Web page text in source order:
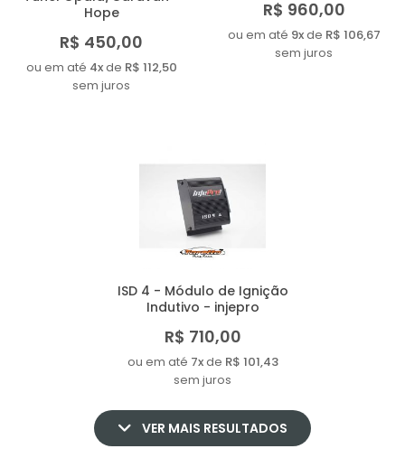
Hope
R$ 450,00
ou em até 4xde R$ 112,50
sem juros
R$ 960,00
ou em até 9xde R$ 106,67
sem juros
ISD 4 - Módulo de Ignição
Indutivo - injepro
R$ 710,00
ou em até 7xde R$ 101,43
sem juros
VER MAIS RESULTADOS